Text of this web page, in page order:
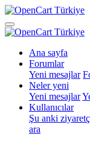
Ana sayfa
Forumlar
Yeni mesajlar
Neler yeni
Yeni mesajlar
Kullanıcılar
Şu anki
ara